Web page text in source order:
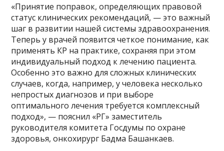
«Принятие поправок, определяющих правовой
статус клинических рекомендаций, — это важный
шаг в развитии нашей системы здравоохранения.
Теперь у врачей появится четкое понимание, как
применять КР на практике, сохраняя при этом
индивидуальный подход к лечению пациента.
Особенно это важно для сложных клинических
случаев, когда, например, у человека несколько
непростых диагнозов и при выборе
оптимального лечения требуется комплексный
подход», — пояснил «РГ» заместитель
руководителя комитета Госдумы по охране
здоровья, онкохирург Бадма Башанкаев.